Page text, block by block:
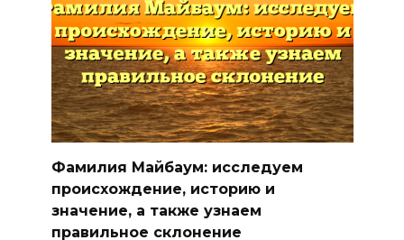
Фамилия Майбаум: исследуем
происхождение, историю и
значение, а также узнаем
правильное склонение